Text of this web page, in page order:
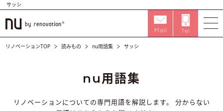
サッシ
リノベーションTOP 読みもの nu用語集 サッシ
nu用語集
リノベーションについての専門用語を解説します。
分からない